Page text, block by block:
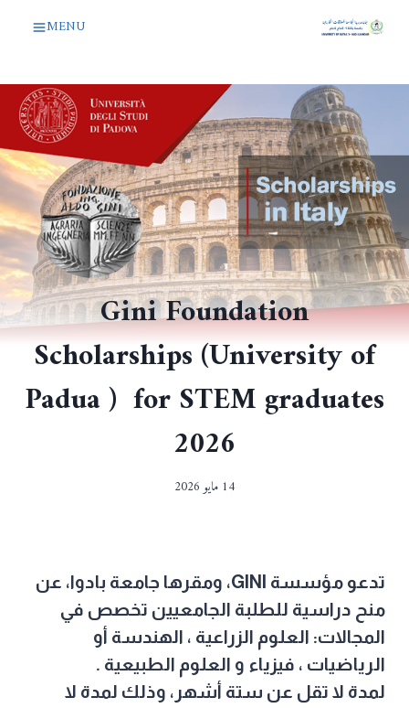
MENU
Gini Foundation
Scholarships (University of
Padua ) for STEM graduates
2026
14 مايو 2026
تدعو مؤسسة GINI، ومقرها جامعة بادوا، عن
منح دراسية للطلبة الجامعيين تخصص في
المجالات: العلوم الزراعية ، الهندسة أو
الرياضيات ، فيزياء و العلوم الطبيعية .
لمدة لا تقل عن ستة أشهر ، وذلك لمدة لا